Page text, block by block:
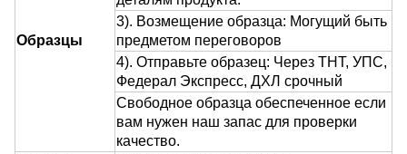
Образцы
3). Возмещение образца: Могущий быть
предметом переговоров
4). Отправьте образец: Через ТНТ, УПС,
Федерал Экспресс, ДХЛ срочный
Свободное образца обеспеченное если
вам нужен наш запас для проверки
качество.